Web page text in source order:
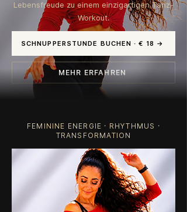
Lebensfreude zu einem einzigartigen Tanz-
Workout.
SCHNUPPERSTUNDE BUCHEN · € 18 →
MEHR ERFAHREN
FEMININE ENERGIE · RHYTHMUS ·
TRANSFORMATION